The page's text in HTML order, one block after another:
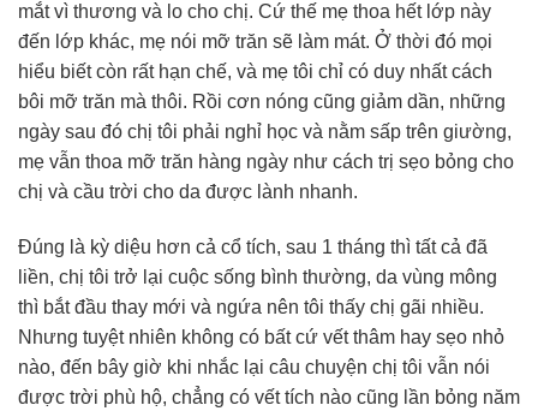
mắt vì thương và lo cho chị. Cứ thế mẹ thoa hết lớp này
đến lớp khác, mẹ nói mỡ trăn sẽ làm mát. Ở thời đó mọi
hiểu biết còn rất hạn chế, và mẹ tôi chỉ có duy nhất cách
bôi mỡ trăn mà thôi. Rồi cơn nóng cũng giảm dần, những
ngày sau đó chị tôi phải nghỉ học và nằm sấp trên giường,
mẹ vẫn thoa mỡ trăn hàng ngày như cách trị sẹo bỏng cho
chị và cầu trời cho da được lành nhanh.
Đúng là kỳ diệu hơn cả cổ tích, sau 1 tháng thì tất cả đã
liền, chị tôi trở lại cuộc sống bình thường, da vùng mông
thì bắt đầu thay mới và ngứa nên tôi thấy chị gãi nhiều.
Nhưng tuyệt nhiên không có bất cứ vết thâm hay sẹo nhỏ
nào, đến bây giờ khi nhắc lại câu chuyện chị tôi vẫn nói
được trời phù hộ, chẳng có vết tích nào cũng lần bỏng năm